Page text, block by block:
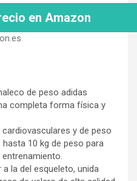
en Amazon
de peso adidas
completa forma física y
y de peso
10 kg de peso para
la del esqueleto, unida